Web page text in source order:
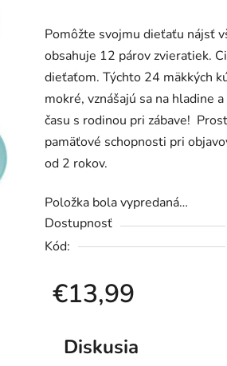
je
0,0
z
5
hviezdičiek.
Pomôžte svojmu dieťaťu nájsť
obsahuje 12 párov zvieratiek.
dieťaťom. Týchto 24 mäkkých
mokré, vznášajú sa na hladine
času s rodinou pri zábave!
pamäťové schopnosti pri
od 2 rokov.
Položka bola vypredaná…
Dostupnosť
Kód:
€13,99
Diskusia